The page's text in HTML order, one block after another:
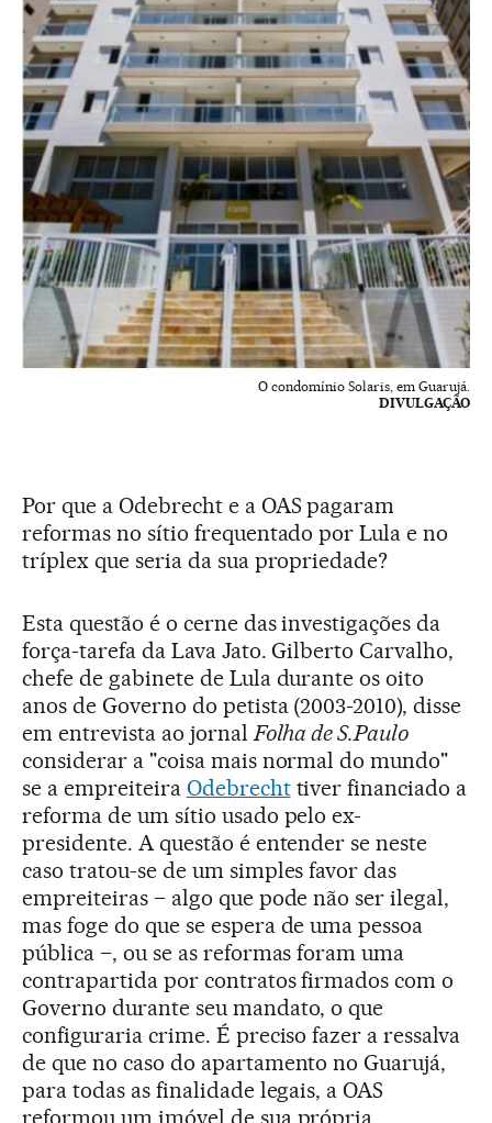
O condomínio Solaris, em Guarujá.
DIVULGAÇÃO
Por que a Odebrecht e a OAS pagaram
reformas no sítio frequentado por Lula e no
tríplex que seria da sua propriedade?
Esta questão é o cerne das investigações da
força-tarefa da Lava Jato. Gilberto Carvalho,
chefe de gabinete de Lula durante os oito
anos de Governo do petista (2003-2010), disse
em entrevista ao jornal Folha de S.Paulo
considerar a "coisa mais normal do mundo"
se a empreiteira Odebrechttiver financiado a
reforma de um sítio usado pelo ex-
presidente. A questão é entender se neste
caso tratou-se de um simples favor das
empreiteiras – algo que pode não ser ilegal,
mas foge do que se espera de uma pessoa
pública –, ou se as reformas foram uma
contrapartida por contratos firmados com o
Governo durante seu mandato, o que
configuraria crime. É preciso fazer a ressalva
de que no caso do apartamento no Guarujá,
para todas as finalidade legais, a OAS
reformou um imóvel de sua própria